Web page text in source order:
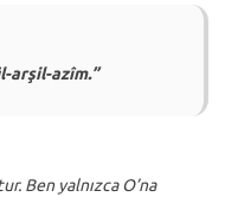
arşil-azîm.”
Ben yalnızca O’na